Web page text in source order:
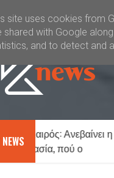
Kral News
site uses cookies from
shared with Google
and to detect and